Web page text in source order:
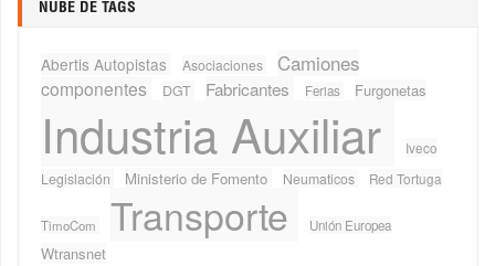
NUBE DE TAGS
Abertis Autopistas Asociaciones Camiones
componentes DGT Fabricantes Ferias Furgonetas
Industria Auxiliar
Iveco
Legislación
Ministerio de Fomento Neumaticos Red Tortuga
TimoCom Transporte Unión Europea
Wtransnet